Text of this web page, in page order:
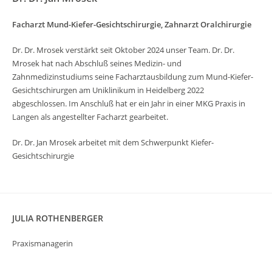
Facharzt Mund-Kiefer-Gesichtschirurgie, Zahnarzt Oralchirurgie
Dr. Dr. Mrosek verstärkt seit Oktober 2024 unser Team. Dr. Dr.
Mrosek hat nach Abschluß seines Medizin- und
Zahnmedizinstudiums seine Facharztausbildung zum Mund-Kiefer-
Gesichtschirurgen am Uniklinikum in Heidelberg 2022
abgeschlossen. Im Anschluß hat er ein Jahr in einer MKG Praxis in
Langen als angestellter Facharzt gearbeitet.
Dr. Dr. Jan Mrosek arbeitet mit dem Schwerpunkt Kiefer-
Gesichtschirurgie
JULIA ROTHENBERGER
Praxismanagerin